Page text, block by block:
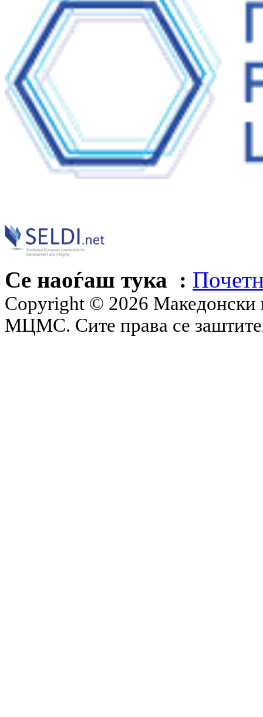
Се наоѓаш тука :
Copyright © 2026 Македонски
МЦМС. Сите права се